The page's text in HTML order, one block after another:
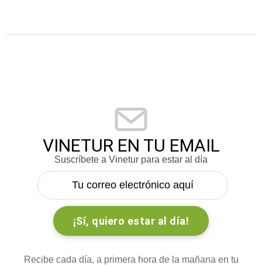
VINETUR EN TU EMAIL
Suscríbete a Vinetur para estar al día
Recibe cada día, a primera hora de la mañana en tu